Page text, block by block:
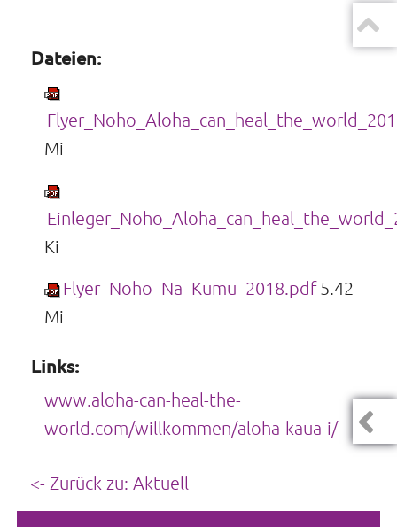
Dateien:
Mi
Ki
Flyer_Noho_Na_Kumu_2018.pdf 5.42
Mi
Links:
www.aloha-can-heal-the-
world.com/willkommen/aloha-kaua-i/
<- Zurück zu: Aktuell